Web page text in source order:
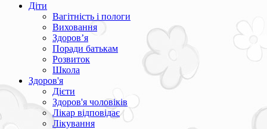
Діти
Вагітність і пологи
Виховання
Здоров’я
Поради батькам
Розвиток
Школа
Здоров'я
Дієти
Здоров'я чоловіків
Лікар відповідає
Лікування